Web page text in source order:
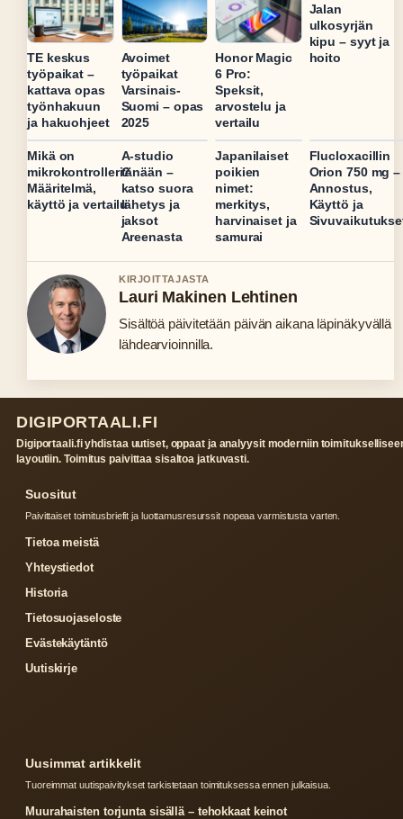
TE keskus
työpaikat –
kattava opas
työnhakuun
ja hakuohjeet
Avoimet
työpaikat
Varsinais-
Suomi – opas
2025
Honor Magic
6 Pro:
Speksit,
arvostelu ja
vertailu
Jalan
ulkosyrjän
kipu – syyt ja
hoito
Mikä on
mikrokontrolleri?
Määritelmä,
käyttö ja vertailu
A-studio
tänään –
katso suora
lähetys ja
jaksot
Areenasta
Japanilaiset
poikien
nimet:
merkitys,
harvinaiset ja
samurai
Flucloxacillin
Orion 750 mg –
Annostus,
Käyttö ja
KIRJOITTAJASTA
Lauri Makinen Lehtinen
Sisältöä päivitetään päivän aikana läpinäkyvällä
lähdearvioinnilla.
DIGIPORTAALI.FI
Digiportaali.fi yhdistaa uutiset, oppaat ja analyysit moderniin
layoutiin. Toimitus paivittaa sisaltoa jatkuvasti.
Suositut
Paivittaiset toimitusbriefit ja luottamusresurssit nopeaa varmistusta varten.
Tietoa meistä
Yhteystiedot
Historia
Tietosuojaseloste
Evästekäytäntö
Uutiskirje
Uusimmat artikkelit
Tuoreimmat uutispaivitykset tarkistetaan toimituksessa ennen julkaisua.
Muurahaisten torjunta sisällä – tehokkaat keinot